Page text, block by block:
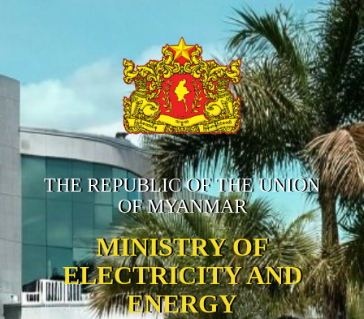
THE REPUBLIC OF THE UNION
OF MYANMAR
MINISTRY OF
ELECTRICITY AND
ENERGY